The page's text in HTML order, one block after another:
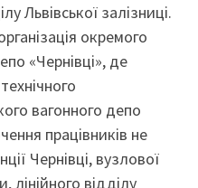
Львівської залізниці.
окремого
«Чернівці», де
вагонного депо
працівників не
Чернівці, вузлової
лінійного відділу